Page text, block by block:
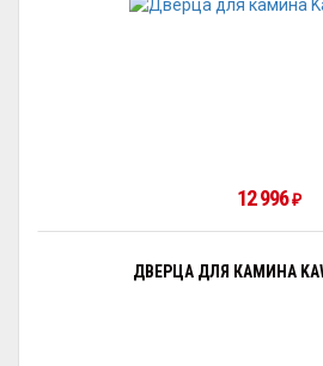
12 996 ₽
ДВЕРЦА ДЛЯ КАМИНА